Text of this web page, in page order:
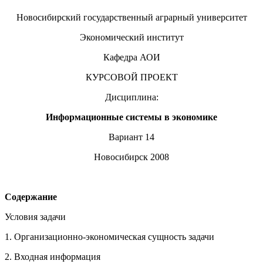
Новосибирский государственный аграрный университет
Экономический институт
Кафедра АОИ
КУРСОВОЙ ПРОЕКТ
Дисциплина:
Информационные системы в экономике
Вариант 14
Новосибирск 2008
Содержание
Условия задачи
1. Организационно-экономическая сущность задачи
2. Входная информация